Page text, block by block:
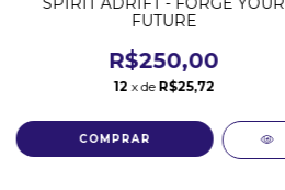
FUTURE
R$250,00
12 x de R$25,72